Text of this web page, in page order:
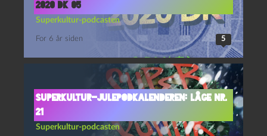
2020 DK 05
Superkultur-podcasten
For 6 år siden 5
Superkultur-julepodkalenderen: Låge nr.
21
Superkultur-podcasten